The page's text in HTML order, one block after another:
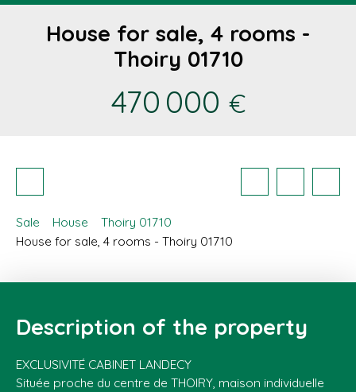
House for sale, 4 rooms -
Thoiry 01710
470 000 €
Sale House
Thoiry 01710
House for sale, 4 rooms - Thoiry 01710
Description of the property
EXCLUSIVITÉ CABINET LANDECY
Située proche du centre de THOIRY, maison individuelle